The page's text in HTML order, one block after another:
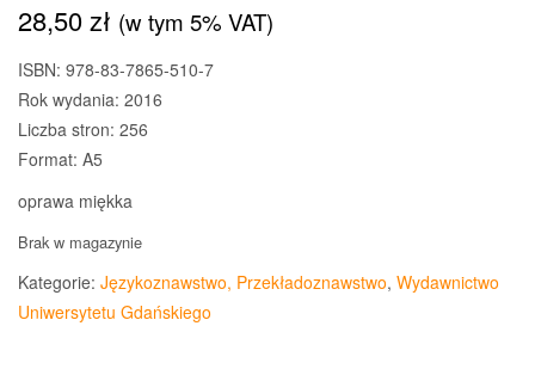
28,50zł (w tym 5% VAT)
ISBN: 978-83-7865-510-7
Rok wydania: 2016
Liczba stron: 256
Format: A5
oprawa miękka
Brak w magazynie
Kategorie: Językoznawstwo, Przekładoznawstwo, Wydawnictwo
Uniwersytetu Gdańskiego